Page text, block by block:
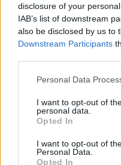
disclosure of your
IAB’s list of downstream
also be disclosed by us to
Downstream Participants
Please note that this
not limited to your visit or
grant or deny consent to
use your data for below
consent section.
Personal Data
I want to opt-out of
personal data.
Opted In
I want to opt-out of
Personal Data.
Opted In